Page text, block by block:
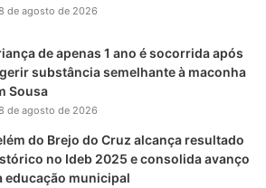
de agosto de 2026
de apenas 1 ano é socorrida após
substância semelhante à maconha
Sousa
de agosto de 2026
do Brejo do Cruz alcança resultado
no Ideb 2025 e consolida avanço
educação municipal